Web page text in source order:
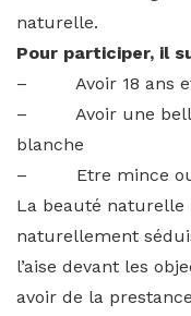
naturelle.
Pour participer, il
– Avoir 18 ans
– Avoir une belle
blanche
– Etre mince ou
La beauté
naturellement
l’aise devant les
avoir de la